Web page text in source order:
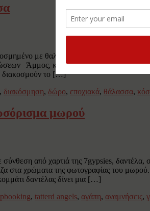
με θαλασσινό θέμα. Η επιφάνεια
Άμμος, κοχύλια, μικρές πέτρες,
διακοσμούν το […]
, διακόσμηση, δώρο, εποχιακά, θάλασσα,
μωρού
από χαρτιά της 7gypsies, δαντέλα,
στα χρώματα της φωτογραφίας του
δαντέλας δίνει μια […]
, tatterd angels, αγάπη, αναμνήσεις,